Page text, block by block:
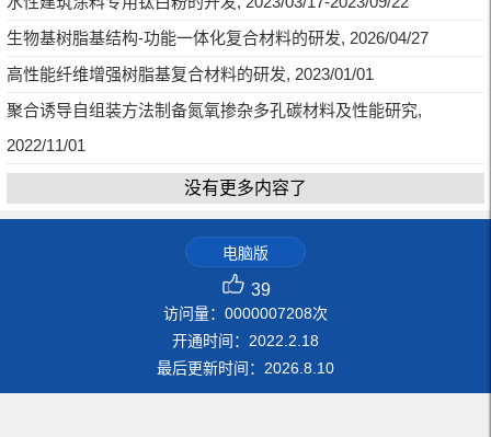
生物基树脂基结构-功能一体化复合材料的研发, 2026/04/27
高性能纤维增强树脂基复合材料的研发, 2023/01/01
聚合诱导自组装方法制备氮氧掺杂多孔碳材料及性能研究,
2022/11/01
没有更多内容了
电脑版
39
访问量： 0000007208次
开通时间： 2022 2 18
最后更新时间： 2026 8 10